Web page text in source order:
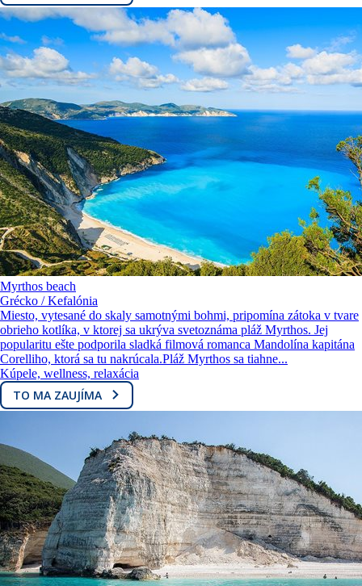
Myrthos beach
Grécko / Kefalónia
Miesto, vytesané do skaly samotnými bohmi, pripomína zátoka v tvare
obrieho kotlíka, v ktorej sa ukrýva svetoznáma pláž Myrthos. Jej
popularitu ešte podporila sladká filmová romanca Mandolína kapitána
Corelliho, ktorá sa tu nakrúcala.Pláž Myrthos sa tiahne...
Kúpele, wellness, relaxácia
TO MA ZAUJÍMA